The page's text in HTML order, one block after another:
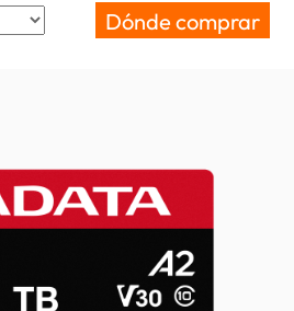
Dónde comprar